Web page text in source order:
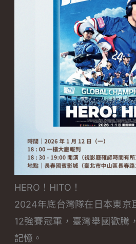
HERO！HITO！
2024年底台灣隊在日本東京
12強賽冠軍，臺灣舉國歡騰
記憶。